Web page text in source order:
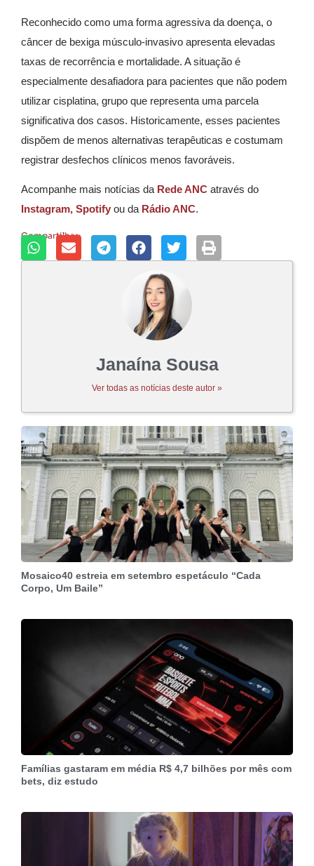
Reconhecido como uma forma agressiva da doença, o
câncer de bexiga músculo-invasivo apresenta elevadas
taxas de recorrência e mortalidade. A situação é
especialmente desafiadora para pacientes que não podem
utilizar cisplatina, grupo que representa uma parcela
significativa dos casos. Historicamente, esses pacientes
dispõem de menos alternativas terapêuticas e costumam
registrar desfechos clínicos menos favoráveis.
Acompanhe mais notícias da Rede ANC através do
Instagram, Spotify ou da Rádio ANC.
Compartilhar:
Janaína Sousa
Ver todas as notícias deste autor »
Mosaico40 estreia em setembro espetáculo “Cada
Corpo, Um Baile”
Famílias gastaram em média R$ 4,7 bilhões por mês com
bets, diz estudo